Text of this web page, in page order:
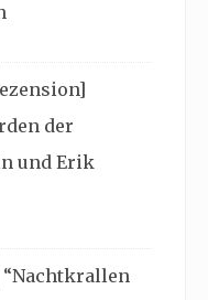
der
und Erik
“Nachtkrallen